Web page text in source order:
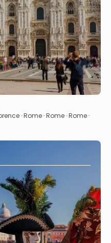
· Rome · Rome · Rome ·